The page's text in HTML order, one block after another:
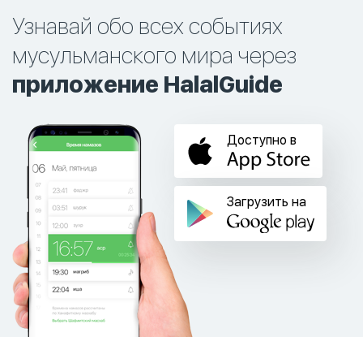
Узнавай обо всех событиях
мусульманского мира через
приложение HalalGuide
Доступно в
Загрузить на